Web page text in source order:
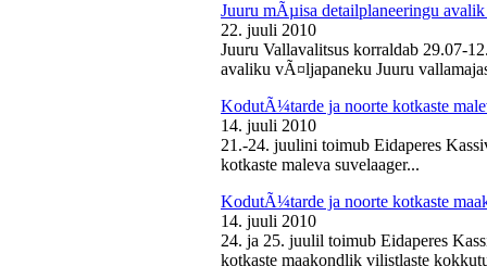
Juuru mÃµisa detailplaneeringu
22. juuli 2010
Juuru Vallavalitsus korraldab 29.07-
avaliku vÃ¤ljapaneku Juuru
KodutÃ¼tarde ja noorte kotkaste
14. juuli 2010
21.-24. juulini toimub Eidaperes
kotkaste maleva suvelaager...
KodutÃ¼tarde ja noorte kotkaste
14. juuli 2010
24. ja 25. juulil toimub Eidaperes
kotkaste maakondlik vilistlaste